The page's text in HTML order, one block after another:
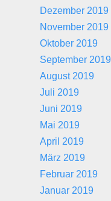
Dezember 2019
November 2019
Oktober 2019
September 2019
August 2019
Juli 2019
Juni 2019
Mai 2019
April 2019
März 2019
Februar 2019
Januar 2019